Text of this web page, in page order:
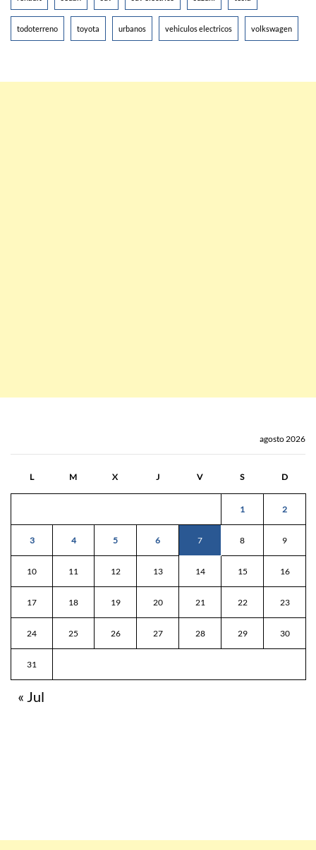
todoterreno toyota urbanos vehiculos electricos volkswagen
agosto 2026
L M X J V S D
1 2
3 4 5 6 7 8 9
10 11 12 13 14 15 16
17 18 19 20 21 22 23
24 25 26 27 28 29 30
31
« Jul